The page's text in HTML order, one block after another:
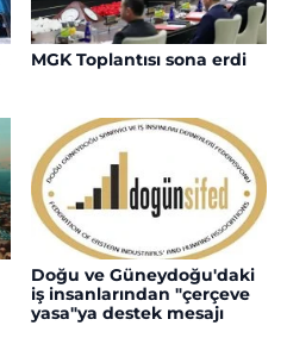
MGK Toplantısı sona erdi
Doğu ve Güneydoğu'daki
iş insanlarından "çerçeve
yasa"ya destek mesajı